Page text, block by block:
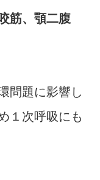
筋、顎二腹
問題に影響し
１次呼吸にも